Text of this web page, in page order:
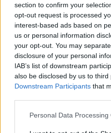
section to confirm your
opt-out request is processed
interest-based ads based on
us or personal information
your opt-out. You may
disclosure of your personal
IAB’s list of downstream
also be disclosed by us to third
Downstream Participants that
Personal Data Processing
Οι πατάτες μπορεί να
βακτήρια του εντέρου,
λιγότερο ήπιες για
Σύγκριση
Θρεπτικό
συστατικό /
όφελος